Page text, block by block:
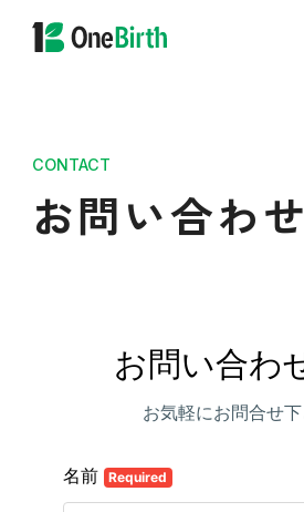
CONTACT
お問い合わせ